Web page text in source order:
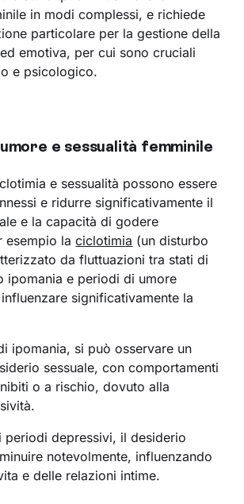
in modi complessi, e richiede
particolare per la gestione della
emotiva, per cui sono cruciali
e psicologico.
e sessualità femminile
e sessualità possono essere
e ridurre significativamente il
e la capacità di godere
esempio laciclotimia (un disturbo
da fluttuazioni tra stati di
ipomania e periodi di umore
significativamente la
ipomania, si può osservare un
sessuale, con comportamenti
o a rischio, dovuto alla
periodi depressivi, il desiderio
notevolmente, influenzando
e delle relazioni intime.